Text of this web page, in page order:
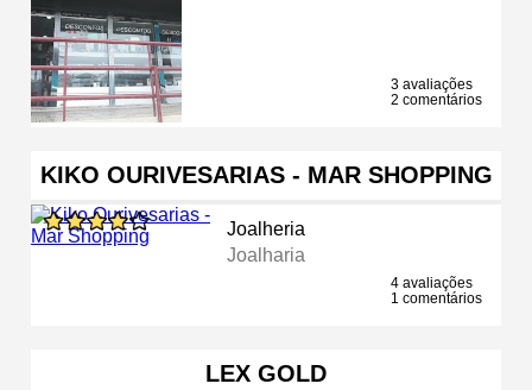
3 avaliações
2 comentários
KIKO OURIVESARIAS - MAR SHOPPING
Joalheria
Joalharia
4 avaliações
1 comentários
LEX GOLD